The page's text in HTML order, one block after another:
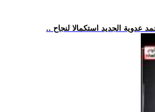
عدوية الجديد استكمالا لنجاح